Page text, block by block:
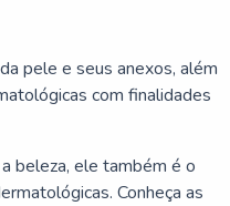
pele e seus anexos, além
com finalidades
beleza, ele também é o
Conheça as